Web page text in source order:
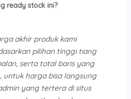
ready stock ini?
akhir produk kami
pilihan tinggi tiang
serta total baris yang
untuk harga bisa langsung
yang tertera di situs